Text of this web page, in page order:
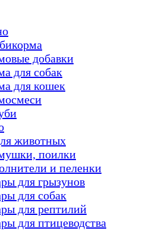
добавки
для собак
для кошек
животных
поилки
и пеленки
для грызунов
для собак
для рептилий
для птицеводства